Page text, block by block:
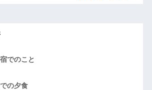
でのこと
の夕食